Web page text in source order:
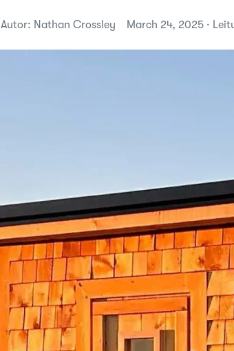
Autor: Nathan Crossley March 24, 2025 ·